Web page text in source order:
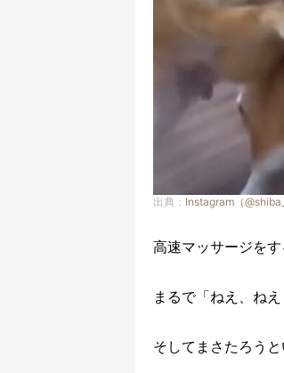
出典： Instagram（
高速マッサージを
まるで「ねえ、ね
そしてまさたろう